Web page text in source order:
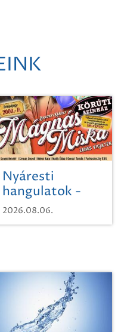
Nyáresti
hangulatok -
Mágnás Miska
2026.08.06.